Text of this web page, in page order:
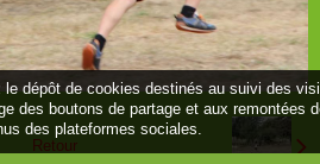
Retour
dépôt de cookies destinés au suivi des
des boutons de partage et aux remontées
des plateformes sociales.